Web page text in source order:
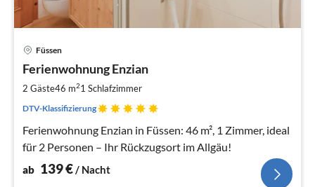
Füssen
Ferienwohnung Enzian
2 Gäste46 m21 Schlafzimmer
DTV-Klassifizierung
Ferienwohnung Enzian in Füssen: 46 m², 1 Zimmer, ideal
für 2 Personen – Ihr Rückzugsort im Allgäu!
ab 139€/ Nacht